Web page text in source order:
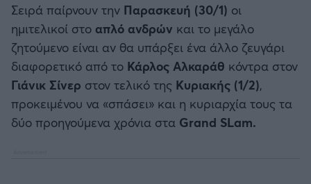
Ατλέτικο Μαδρίτης
Μάντσεστερ Γιουνάιτεντ
Μάντσεστερ Σίτι
Σειρά παίρνουν την Παρασκευή (30/1) οι
ημιτελικοί στο απλό ανδρών και το μεγάλο
ζητούμενο είναι αν θα υπάρξει ένα άλλο ζευγάρι
διαφορετικό από το Κάρλος Αλκαράθ κόντρα στον
Γιάνικ Σίνερ στον τελικό της Κυριακής (1/2),
προκειμένου να «σπάσει» και η κυριαρχία τους τα
δύο προηγούμενα χρόνια στα Grand SLam.